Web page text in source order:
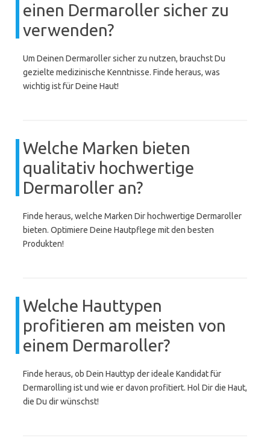
einen Dermaroller sicher zu
verwenden?
Um Deinen Dermaroller sicher zu nutzen, brauchst Du
gezielte medizinische Kenntnisse. Finde heraus, was
wichtig ist für Deine Haut!
Welche Marken bieten
qualitativ hochwertige
Dermaroller an?
Finde heraus, welche Marken Dir hochwertige Dermaroller
bieten. Optimiere Deine Hautpflege mit den besten
Produkten!
Welche Hauttypen
profitieren am meisten von
einem Dermaroller?
Finde heraus, ob Dein Hauttyp der ideale Kandidat für
Dermarolling ist und wie er davon profitiert. Hol Dir die Haut,
die Du dir wünschst!